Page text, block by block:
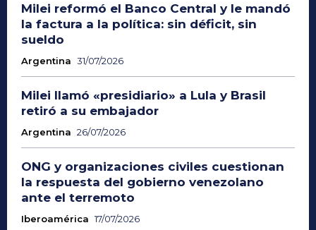
Milei reformó el Banco Central y le mandó
la factura a la política: sin déficit, sin
sueldo
Argentina 31/07/2026
Milei llamó «presidiario» a Lula y Brasil
retiró a su embajador
Argentina 26/07/2026
ONG y organizaciones civiles cuestionan
la respuesta del gobierno venezolano
ante el terremoto
Iberoamérica 17/07/2026